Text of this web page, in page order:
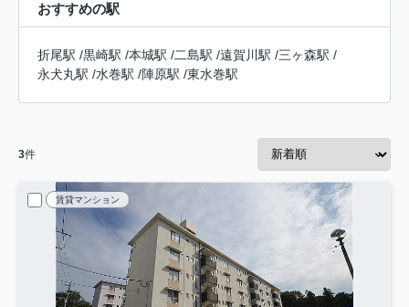
おすすめの駅
折尾駅 /黒崎駅 /本城駅 /二島駅 /遠賀川駅 /三ヶ森駅 /
永犬丸駅 /水巻駅 /陣原駅 /東水巻駅
3件
賃貸マンション